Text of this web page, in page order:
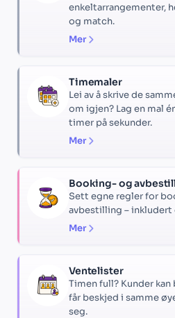
enkeltarrangementer,
og match.
Mer
Timemaler
Lei av å skrive de
om igjen? Lag en mal
timer på sekunder.
Mer
Booking- og
Sett egne regler for
avbestilling –
Mer
Ventelister
Timen full? Kunder
får beskjed i samme
seg.